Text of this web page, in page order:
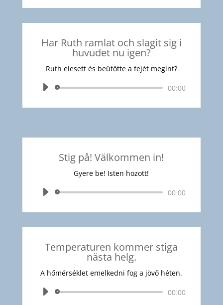
Har Ruth ramlat och slagit sig i
huvudet nu igen?
Ruth elesett és beütötte a fejét megint?
Audió
00:00
Stig på! Välkommen in!
Gyere be! Isten hozott!
Audió
00:00
Temperaturen kommer stiga
nästa helg.
A hőmérséklet emelkedni fog a jövő héten.
Audió
00:00